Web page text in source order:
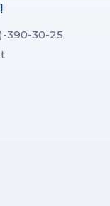
390-30-25